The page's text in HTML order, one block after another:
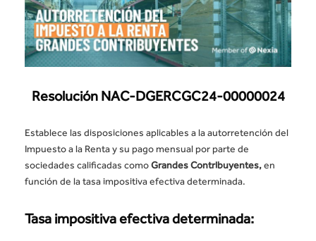
Resolución NAC-DGERCGC24-00000024
Establece las disposiciones aplicables a la autorretención del
Impuesto a la Renta y su pago mensual por parte de
sociedades calificadas comoGrandes Contribuyentes,en
función de la tasa impositiva efectiva determinada.
Tasa impositiva efectiva determinada: